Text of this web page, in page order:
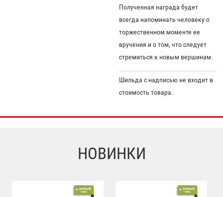
Полученная награда будет
всегда напоминать человеку о
торжественном моменте ее
вручения и о том, что следует
стремиться к новым вершинам.
Шильда с надписью не входит в
стоимость товара.
НОВИНКИ